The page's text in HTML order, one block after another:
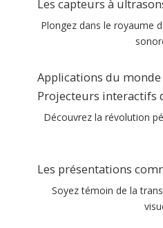
Les capteurs à
Plongez dans le royaume
Applications du
Projecteurs interactifs
Découvrez la révolution
Les présentations
Soyez témoin de la